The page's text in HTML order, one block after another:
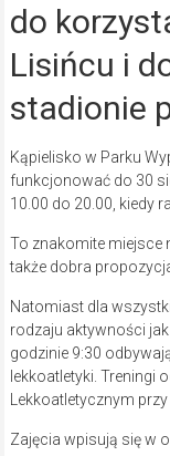
do
Lisińcu i
stadionie
Kąpielisko w Parku
funkcjonować do 30
10.00 do 20.00, kiedy
To znakomite miejsce
także dobra
Natomiast dla
rodzaju aktywności
godzinie 9:30
lekkoatletyki. Treningi
Lekkoatletycznym
Zajęcia wpisują się w